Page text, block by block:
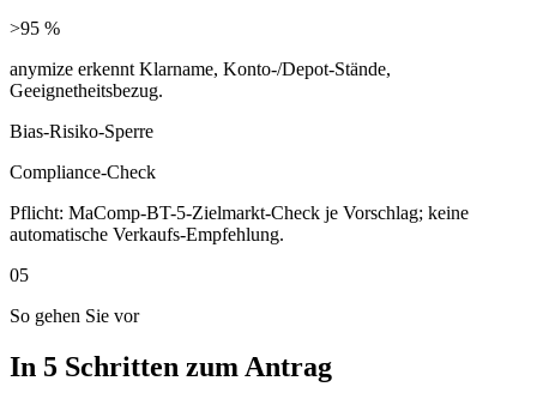
>95 %
anymize erkennt Klarname, Konto-/Depot-Stände,
Geeignetheitsbezug.
Bias-Risiko-Sperre
Compliance-Check
Pflicht: MaComp-BT-5-Zielmarkt-Check je Vorschlag; keine
automatische Verkaufs-Empfehlung.
05
So gehen Sie vor
In 5 Schritten zum Antrag